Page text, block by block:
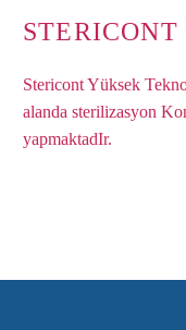
STERICONT
Stericont Yüksek
alanda sterilizasyon
yapmaktadIr.